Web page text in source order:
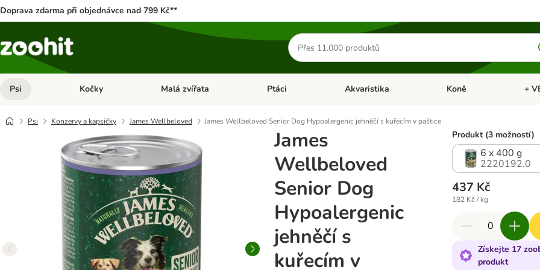
Doprava zdarma při objednávce nad 799 Kč**
Hledat
produkty
Psi Otevřít menu: Psi
Kočky Otevřít menu: Kočky
Malá zvířata Otevřít menu: Malá zvířata
Ptáci Otevřít menu: Ptáci
Akvaristika Otevřít menu: Akvaristika
Koně +
Psi Konzervy a kapsičky James Wellbeloved James Wellbeloved Senior Dog Hypoalergenic jehněčí s kuřecím v paštice
James
Wellbeloved
Senior Dog
Hypoalergenic
jehněčí s
kuřecím v
Produkt (3 možností)
6 x 400 g
2220192.0
437 Kč
182 Kč / kg
Získejte 17
produkt